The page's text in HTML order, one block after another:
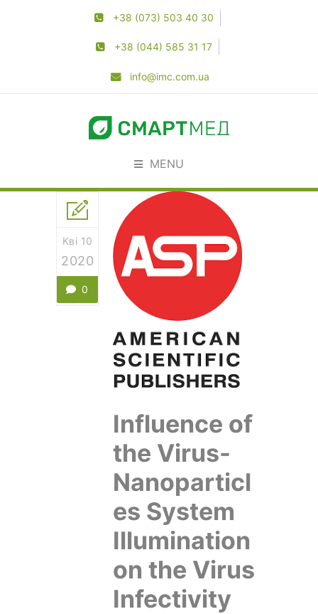
+38 (073) 503 40 30
+38 (044) 585 31 17
info@imc.com.ua
MENU
Кві 10
2020
0
Influence of
the Virus-
Nanoparticl
es System
Illumination
on the Virus
Infectivity